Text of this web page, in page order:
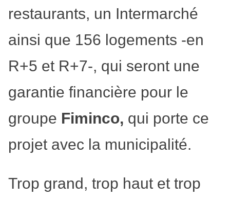
restaurants, un Intermarché
ainsi que 156 logements -en
R+5 et R+7-, qui seront une
garantie financière pour le
groupe Fiminco, qui porte ce
projet avec la municipalité.
Trop grand, trop haut et trop